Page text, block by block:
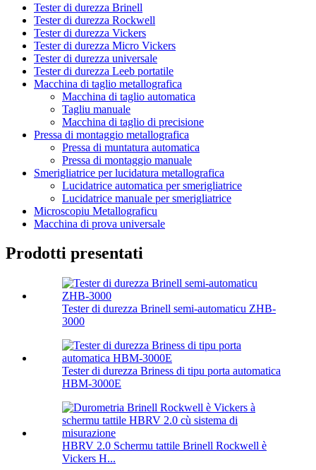
Tester di durezza Brinell
Tester di durezza Rockwell
Tester di durezza Vickers
Tester di durezza Micro Vickers
Tester di durezza universale
Tester di durezza Leeb portatile
Macchina di taglio metallografica
Macchina di taglio automatica
Tagliu manuale
Macchina di taglio di precisione
Pressa di montaggio metallografica
Pressa di muntatura automatica
Pressa di montaggio manuale
Smerigliatrice per lucidatura metallografica
Lucidatrice automatica per smerigliatrice
Lucidatrice manuale per smerigliatrice
Microscopiu Metallograficu
Macchina di prova universale
Prodotti presentati
Tester di durezza Brinell semi-automaticu ZHB-
3000
Tester di durezza Briness di tipu porta automatica
HBM-3000E
HBRV 2.0 Schermu tattile Brinell Rockwell è
Vickers H...